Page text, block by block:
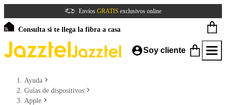
Envíos GRATIS exclusivos online
Consulta si te llega la fibra a casa
Soy cliente
Ayuda
Guías de dispositivos
Apple